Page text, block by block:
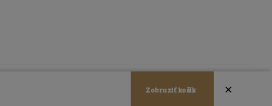
Zobraziť košík